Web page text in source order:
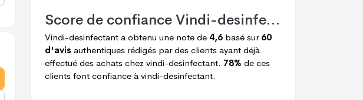
Score de confiance Vindi-desinfectant
Vindi-desinfectant a obtenu une note de 4,6 basé sur 60
d'avis authentiques rédigés par des clients ayant déjà
effectué des achats chez vindi-desinfectant. 78% de ces
clients font confiance à vindi-desinfectant.